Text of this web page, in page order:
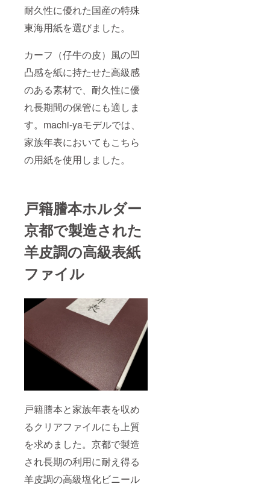
耐久性に優れた国産の特殊
東海用紙を選びました。
カーフ（仔牛の皮）風の凹
凸感を紙に持たせた高級感
のある素材で、耐久性に優
れ長期間の保管にも適しま
す。machi-yaモデルでは、
家族年表においてもこちら
の用紙を使用しました。
戸籍謄本ホルダー
京都で製造された
羊皮調の高級表紙
ファイル
戸籍謄本と家族年表を収め
るクリアファイルにも上質
を求めました。京都で製造
され長期の利用に耐え得る
羊皮調の高級塩化ビニール